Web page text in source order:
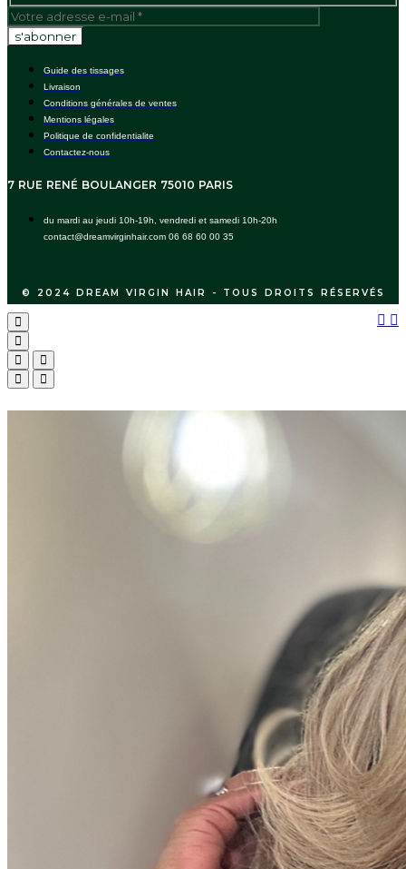
Guide des tissages
Livraison
Conditions générales de ventes
Mentions légales
Politique de confidentialite
Contactez-nous
7 RUE RENÉ BOULANGER 75010 PARIS
du mardi au jeudi 10h-19h, vendredi et samedi 10h-20h
contact@dreamvirginhair.com 06 68 60 00 35
© 2024 DREAM VIRGIN HAIR - TOUS DROITS RÉSERVÉS